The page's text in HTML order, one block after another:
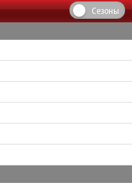
Сезоны